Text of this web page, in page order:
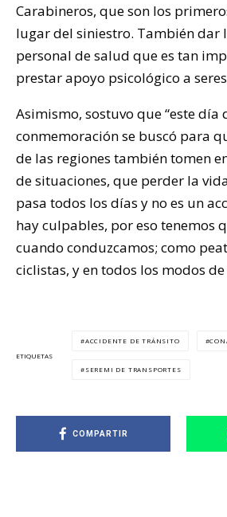
Carabineros, que son los
lugar del siniestro. También dar
personal de salud que es tan
prestar apoyo psicológico a
Asimismo, sostuvo que “este día
conmemoración se buscó para
de las regiones también tomen
de situaciones, que perder la
pasa todos los días y no es un
hay culpables, por eso tenemos
cuando conduzcamos; como
ciclistas, y en todos los modos
ETIQUETAS
ACCIDENTE DE TRÁNSITO
SEREMI DE TRANSPORTES
COMPARTIR